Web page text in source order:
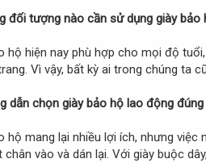
đối tượng nào cần sử dụng giày bảo
hộ hiện nay phù hợp cho mọi độ
Vì vậy, bất kỳ ai trong chúng ta
dẫn chọn giày bảo hộ lao động
hộ mang lại nhiều lợi ích, nhưng
chân vào và dán lại. Với giày buộc